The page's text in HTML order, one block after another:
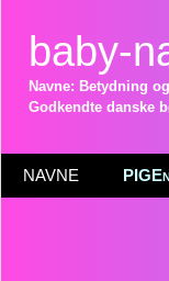
baby-
Navne: Betydning
Godkendte danske
NAVNE